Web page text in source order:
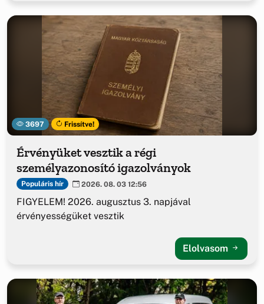
3697 Frissítve!
Érvényüket vesztik a régi
személyazonosító igazolványok
Populáris hír 2026. 08. 03 12:56
FIGYELEM! 2026. augusztus 3. napjával
érvényességüket vesztik
Elolvasom